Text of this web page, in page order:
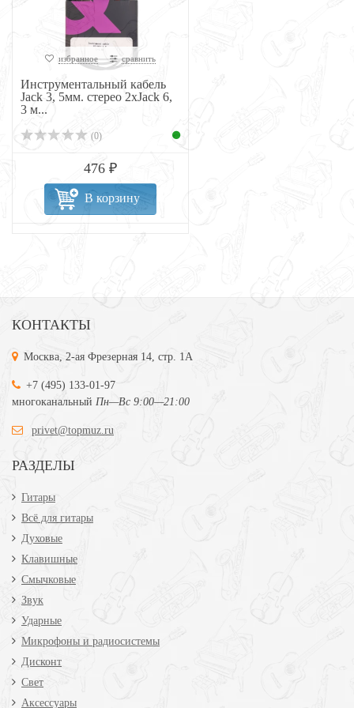
избранное сравнить
Инструментальный кабель
Jack 3, 5мм. стерео 2xJack 6,
3 м...
(0)
476 ₽
В корзину
КОНТАКТЫ
Москва, 2-ая Фрезерная 14, стр. 1А
+7 (495) 133-01-97
многоканальный Пн—Вс 9:00—21:00
privet@topmuz.ru
РАЗДЕЛЫ
Гитары
Всё для гитары
Духовые
Клавишные
Смычковые
Звук
Ударные
Микрофоны и радиосистемы
Дисконт
Свет
Аксессуары